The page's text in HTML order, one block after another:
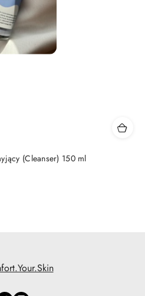
(Cleanser) 150 ml